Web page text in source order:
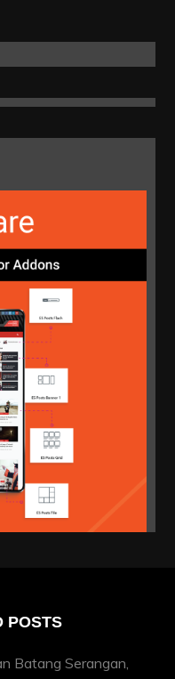
POSTS
Batang Serangan,